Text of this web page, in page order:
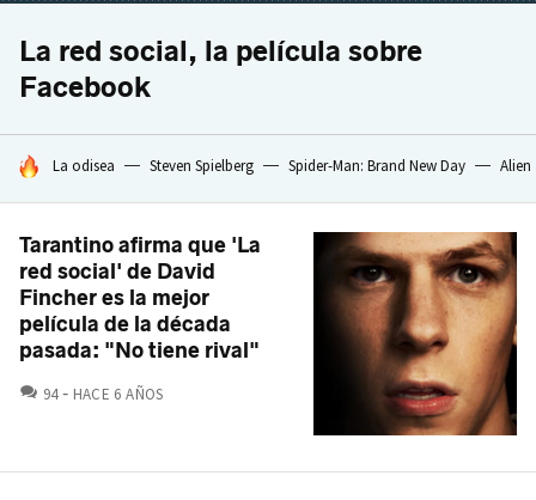
La red social, la película sobre
Facebook
HOY SE HABLA DE
La odisea Steven Spielberg Spider-Man: Brand New Day Alien
Tarantino afirma que 'La
red social' de David
Fincher es la mejor
película de la década
pasada: "No tiene rival"
94 COMENTARIOS
HACE 6 AÑOS